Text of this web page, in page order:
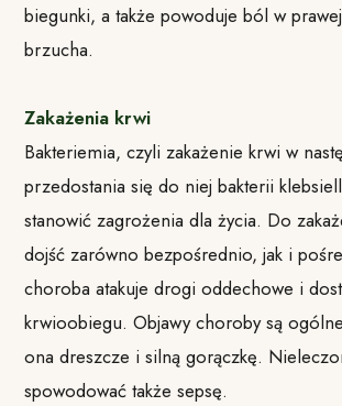
biegunki, a także powoduje ból w
brzucha.
Zakażenia krwi
Bakteriemia, czyli zakażenie krwi w
przedostania się do niej bakterii
stanowić zagrożenia dla życia. Do
dojść zarówno bezpośrednio, jak i
choroba atakuje drogi oddechowe i
krwioobiegu. Objawy choroby są
ona dreszcze i silną gorączkę.
spowodować także sepsę.